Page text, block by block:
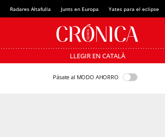
Radares Altafulla Junts en Europa Yates para el eclipse
LLEGIR EN CATALÀ
Pásate al MODO AHORRO